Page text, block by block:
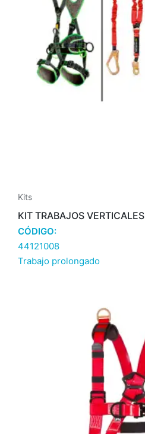
Kits
KIT TRABAJOS VERTICALES
CÓDIGO:
44121008
Trabajo prolongado